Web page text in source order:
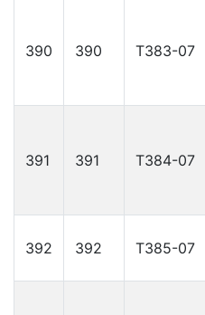
390 390 Т383-07
391 391 Т384-07
392 392 Т385-07